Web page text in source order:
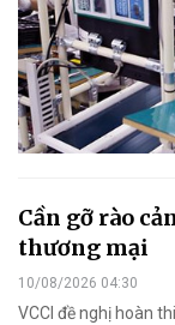
Cần gỡ rào
thương mại
10/08/2026 04:30
VCCI đề nghị hoàn